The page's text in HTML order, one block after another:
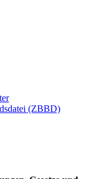
(ZBBD)